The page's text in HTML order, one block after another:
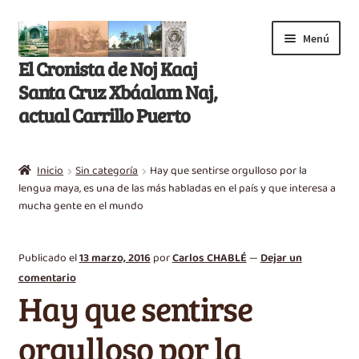
Saltar
a
navegación
Ir
al
contenido
El Cronista de Noj Kaaj
Santa Cruz Xbáalam Naj,
actual Carrillo Puerto
Menú
Libros
E
Nikté T’aan
Efemérides
Inicio Sin categoría
Hay que sentirse orgulloso por la
lengua maya, es una de las más habladas en el país y que interesa a
mucha gente en el mundo
Publicado el13 marzo, 2016porCarlos CHABLÉ—Dejar un
comentario
Hay que sentirse
orgulloso por la